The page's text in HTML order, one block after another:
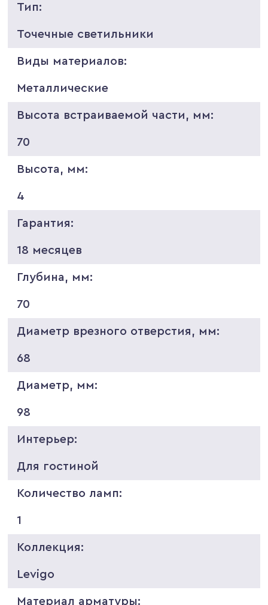
Тип:
Точечные светильники
Виды материалов:
Металлические
Высота встраиваемой части, мм:
70
Высота, мм:
4
Гарантия:
18 месяцев
Глубина, мм:
70
Диаметр врезного отверстия, мм:
68
Диаметр, мм:
98
Интерьер:
Для гостиной
Количество ламп:
1
Коллекция:
Levigo
Материал арматуры: